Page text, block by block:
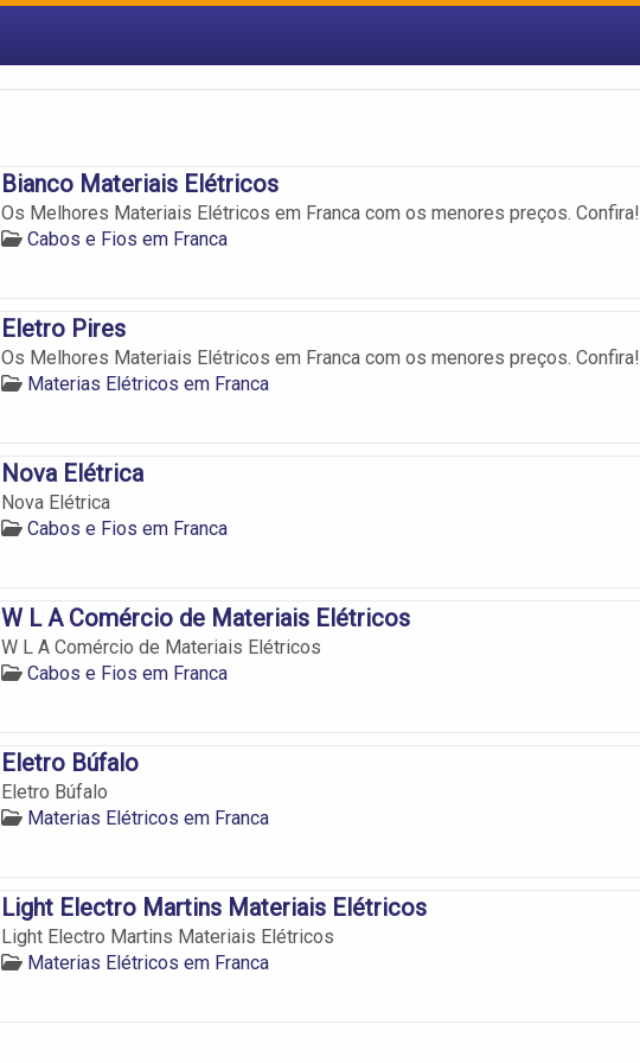
Bianco Materiais Elétricos
Os Melhores Materiais Elétricos em Franca com os menores preços. Confira!
Cabos e Fios em Franca
Eletro Pires
Os Melhores Materiais Elétricos em Franca com os menores preços. Confira!
Materias Elétricos em Franca
Nova Elétrica
Nova Elétrica
Cabos e Fios em Franca
W L A Comércio de Materiais Elétricos
W L A Comércio de Materiais Elétricos
Cabos e Fios em Franca
Eletro Búfalo
Eletro Búfalo
Materias Elétricos em Franca
Light Electro Martins Materiais Elétricos
Light Electro Martins Materiais Elétricos
Materias Elétricos em Franca